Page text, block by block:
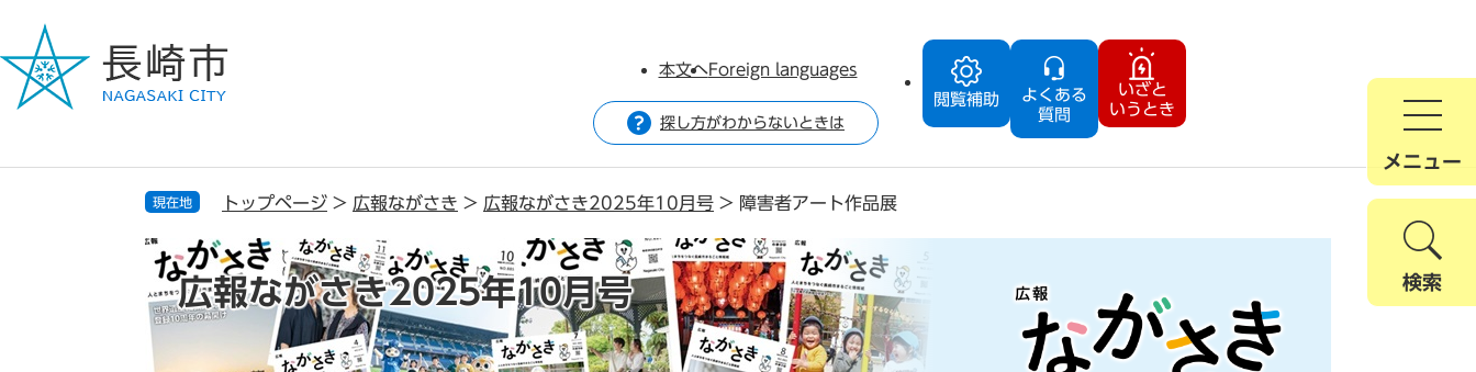
ジ
で
ュ
ば
閲覧補助
よくある
質問
いざと
いうとき
本文へForeign languages
探し方がわからないときは
メニュー
検索
現在地 トップページ > 広報ながさき > 広報ながさき2025年10月号 > 障害者アート作品展
広報ながさき2025年10月号